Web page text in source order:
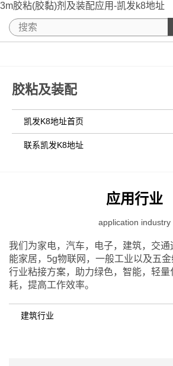
3m胶粘(胶黏)剂及装配应用-凯发k8地址
胶粘及装配
凯发K8地址首页
联系凯发K8地址
应用行业
application industry
我们为家电，汽车，电子，建筑，交通
能家居，5g物联网，一般工业以及五
行业粘接方案，助力绿色，智能，轻
耗，提高工作效率。
建筑行业